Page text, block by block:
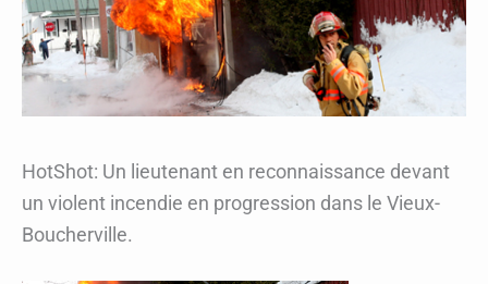
HotShot: Un lieutenant en reconnaissance devant
un violent incendie en progression dans le Vieux-
Boucherville.